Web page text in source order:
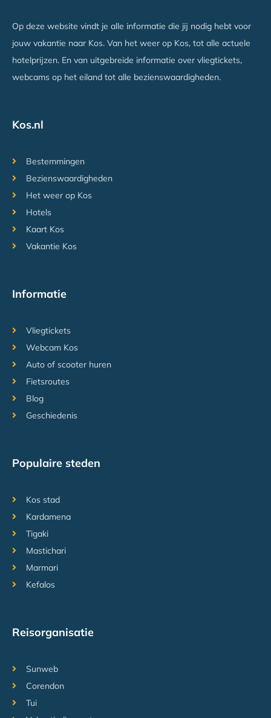
Op deze website vindt je alle informatie die jij nodig hebt voor
jouw vakantie naar Kos. Van het weer op Kos, tot alle actuele
hotelprijzen. En van uitgebreide informatie over vliegtickets,
webcams op het eiland tot alle bezienswaardigheden.
Kos.nl
Bestemmingen
Bezienswaardigheden
Het weer op Kos
Hotels
Kaart Kos
Vakantie Kos
Informatie
Vliegtickets
Webcam Kos
Auto of scooter huren
Fietsroutes
Blog
Geschiedenis
Populaire steden
Kos stad
Kardamena
Tigaki
Mastichari
Marmari
Kefalos
Reisorganisatie
Sunweb
Corendon
Tui